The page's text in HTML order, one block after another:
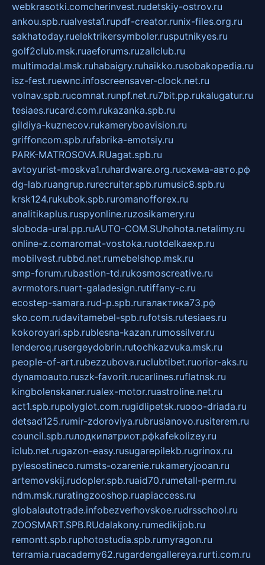
webkrasotki.comcherinvest.rudetskiy-ostrov.ru
ankou.spb.rualvesta1.rupdf-creator.runix-files.org.ru
sakhatoday.ruelektrikersymboler.rusputnikyes.ru
golf2club.msk.ruaeforums.ruzallclub.ru
multimodal.msk.ruhabaigry.ruhaikko.rusobakopedia.ru
isz-fest.ruewnc.infoscreensaver-clock.net.ru
volnav.spb.rucomnat.runpf.net.ru7bit.pp.rukalugatur.ru
tesiaes.rucard.com.rukazanka.spb.ru
gildiya-kuznecov.rukameryboavision.ru
griffoncom.spb.rufabrika-emotsiy.ru
PARK-MATROSOVA.RUagat.spb.ru
avtoyurist-moskva1.ruhardware.org.ruсхема-авто.рф
dg-lab.ruangrup.rurecruiter.spb.rumusic8.spb.ru
krsk124.rukubok.spb.ruromanofforex.ru
analitikaplus.ruspyonline.ruzosikamery.ru
sloboda-ural.pp.ruAUTO-COM.SUhohota.netalimy.ru
online-z.comaromat-vostoka.ruotdelkaexp.ru
mobilvest.rubbd.net.rumebelshop.msk.ru
smp-forum.rubastion-td.rukosmoscreative.ru
avrmotors.ruart-galadesign.rutiffany-c.ru
ecostep-samara.rud-p.spb.ruгалактика73.рф
sko.com.rudavitamebel-spb.rufotsis.rutesiaes.ru
kokoroyari.spb.rublesna-kazan.rumossilver.ru
lenderoq.rusergeydobrin.rutochkazvuka.msk.ru
people-of-art.rubezzubova.ruclubtibet.ruorior-aks.ru
dynamoauto.ruszk-favorit.rucarlines.ruflatnsk.ru
kingbolenskaner.rualex-motor.ruastroline.net.ru
act1.spb.rupolyglot.com.rugidlipetsk.ruooo-driada.ru
detsad125.rumir-zdoroviya.rubruslanovo.rusiterem.ru
council.spb.ruлодкипатриот.рфkafekolizey.ru
iclub.net.rugazon-easy.rusugarepilekb.rugrinox.ru
pylesostineco.rumsts-ozarenie.rukameryjooan.ru
artemovskij.rudopler.spb.ruaid70.rumetall-perm.ru
ndm.msk.ruratingzooshop.ruapiaccess.ru
globalautotrade.infobezverhovskoe.rudrsschool.ru
ZOOSMART.SPB.RUdalakony.rumedikijob.ru
remontt.spb.ruphotostudia.spb.rumyragon.ru
terramia.ruacademy62.rugardengallereya.rurti.com.ru